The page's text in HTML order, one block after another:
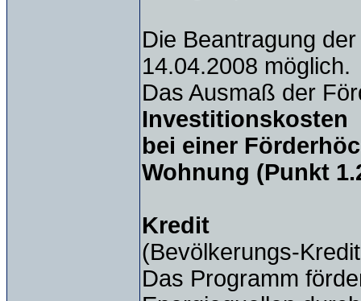
Die Beantragung
14.04.2008 möglich.
Das Ausmaß der
Investitionskosten
bei einer
Wohnung (Punkt
Kredit
(Bevölkerungs-
Das Programm